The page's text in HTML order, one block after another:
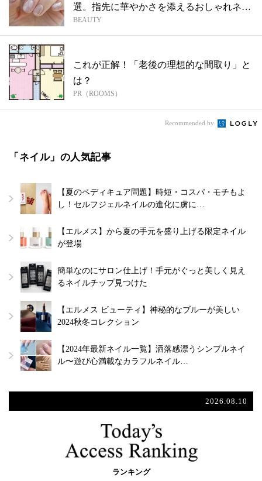
選。指先に華やかさを添えるおしゃれネイ
ル
BEAUTY
これが正解！「老後の理想的な間取り」と
は？
PR（ROOMS）
Recommended by
「ネイル」の人気記事
【夏のペディキュア問題】時短・コスパ・モチもよ
し！セルフジェルネイルの進化に虜に…
【エルメス】から夏の手元を盛り上げる限定ネイル
が登場
簡単なのにサロン仕上げ！手元がぐっと美しく見え
るネイルチップ見つけた
【エルメス ビューティ】神秘的なブルーが美しい
2024秋冬コレクション
【2024年最新ネイル一覧】洒落感漂うシンプルネイ
ル〜遊び心満載なカラフルネイル…
2026.08.10
ランキング